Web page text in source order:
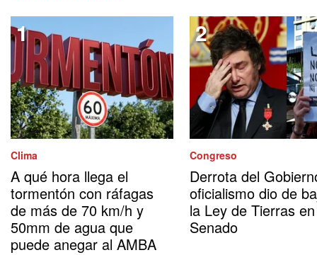
Clima
A qué hora llega el
tormentón con ráfagas
de más de 70 km/h y
50mm de agua que
puede anegar al AMBA
Congreso
Derrota del
oficialismo dio de
la Ley de Tierras
Senado